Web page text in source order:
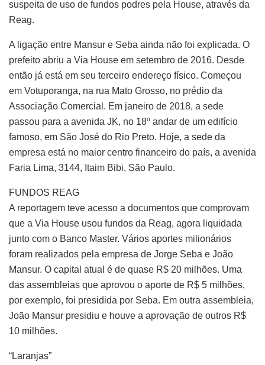
suspeita de uso de fundos podres pela House, através da
Reag.
A ligação entre Mansur e Seba ainda não foi explicada. O
prefeito abriu a Via House em setembro de 2016. Desde
então já está em seu terceiro endereço físico. Começou
em Votuporanga, na rua Mato Grosso, no prédio da
Associação Comercial. Em janeiro de 2018, a sede
passou para a avenida JK, no 18º andar de um edifício
famoso, em São José do Rio Preto. Hoje, a sede da
empresa está no maior centro financeiro do país, a avenida
Faria Lima, 3144, Itaim Bibi, São Paulo.
FUNDOS REAG
A reportagem teve acesso a documentos que comprovam
que a Via House usou fundos da Reag, agora liquidada
junto com o Banco Master. Vários aportes milionários
foram realizados pela empresa de Jorge Seba e João
Mansur. O capital atual é de quase R$ 20 milhões. Uma
das assembleias que aprovou o aporte de R$ 5 milhões,
por exemplo, foi presidida por Seba. Em outra assembleia,
João Mansur presidiu e houve a aprovação de outros R$
10 milhões.
“Laranjas”